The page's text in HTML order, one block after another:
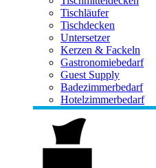
Tischläufer
Tischdecken
Untersetzer
Kerzen & Fackeln
Gastronomiebedarf
Guest Supply
Badezimmerbedarf
Hotelzimmerbedarf